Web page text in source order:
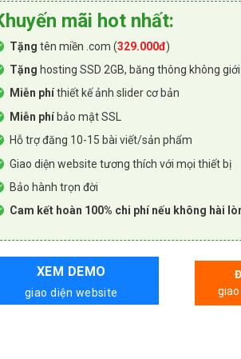
mãi hot nhất:
Tặng tên miền .com (329.000đ)
Tặng hosting SSD 2GB, băng thông không
Miễn phíthiết kế ảnh slider cơ bản
Miễn phíbảo mật SSL
Hỗ trợ đăng 10-15 bài viết/sản phẩm
Giao diện website tương thích với mọi thiết bị
Bảo hành trọn đời
Cam kết hoàn 100% chi phí nếu không hài
XEM DEMO
giao diện website